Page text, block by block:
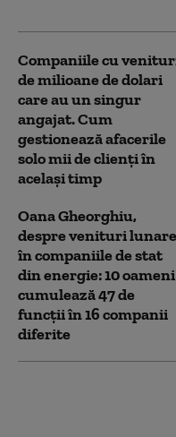
Companiile cu
de milioane de dolari
care au un singur
angajat. Cum
gestionează afacerile
solo mii de clienți în
același timp
Oana Gheorghiu,
despre venituri lunare
în companiile de stat
din energie: 10 oameni
cumulează 47 de
funcţii în 16 companii
diferite